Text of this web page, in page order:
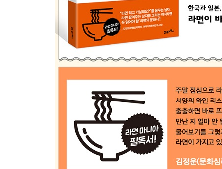
◆ 라면의 문화사 | 라면, 대한민국 식탁 위의 혁명
_ 양세욱(인제대학교 중국학부 교수, 동아시아 음
◆ 라면, 알고 먹자 | 라면에 관한 오해와 진실
◆ 화보로 보는 라면의 역사